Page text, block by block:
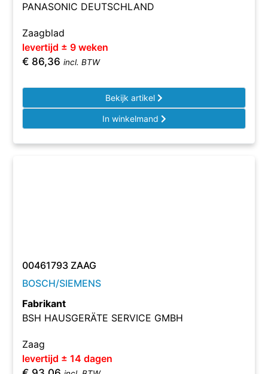
PANASONIC DEUTSCHLAND
Zaagblad
levertijd ± 9 weken
€ 86,36 incl. BTW
Bekijk artikel
In winkelmand
00461793 ZAAG
BOSCH/SIEMENS
Fabrikant
BSH HAUSGERÄTE SERVICE GMBH
Zaag
levertijd ± 14 dagen